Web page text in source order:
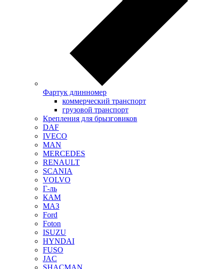
Фартук длинномер
коммерческий транспорт
грузовой транспорт
Крепления для брызговиков
DAF
IVECO
MAN
MERCEDES
RENAULT
SCANIA
VOLVO
Г-ль
КАМ
МАЗ
Ford
Foton
ISUZU
HYNDAI
FUSO
JAC
SHACMAN